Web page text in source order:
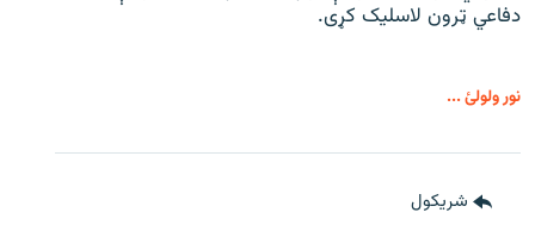
دفاعي ټرون لاسلیک کړی.
نور ولولئ ...
شريکول